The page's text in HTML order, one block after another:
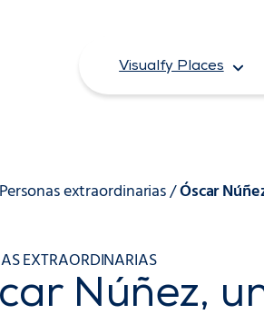
Visualfy Places
Personas extraordinarias/Óscar
EXTRAORDINARIAS
Núñez,